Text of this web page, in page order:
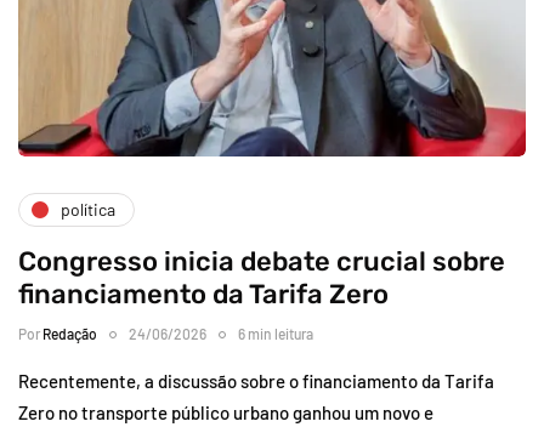
política
Congresso inicia debate crucial sobre
financiamento da Tarifa Zero
Por Redação 24/06/2026 6 min leitura
Recentemente, a discussão sobre o financiamento da Tarifa
Zero no transporte público urbano ganhou um novo e